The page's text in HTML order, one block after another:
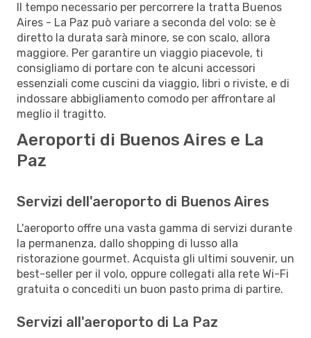
Il tempo necessario per percorrere la tratta Buenos
Aires - La Paz può variare a seconda del volo: se è
diretto la durata sarà minore, se con scalo, allora
maggiore. Per garantire un viaggio piacevole, ti
consigliamo di portare con te alcuni accessori
essenziali come cuscini da viaggio, libri o riviste, e di
indossare abbigliamento comodo per affrontare al
meglio il tragitto.
Aeroporti di Buenos Aires e La
Paz
Servizi dell'aeroporto di Buenos Aires
L'aeroporto offre una vasta gamma di servizi durante
la permanenza, dallo shopping di lusso alla
ristorazione gourmet. Acquista gli ultimi souvenir, un
best-seller per il volo, oppure collegati alla rete Wi-Fi
gratuita o concediti un buon pasto prima di partire.
Servizi all'aeroporto di La Paz